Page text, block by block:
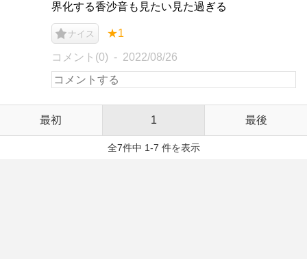
界化する香沙音も見たい見た過ぎる
ナイス ★1
コメント(0) 2022/08/26
最初 1 最後
全7件中 1-7 件を表示